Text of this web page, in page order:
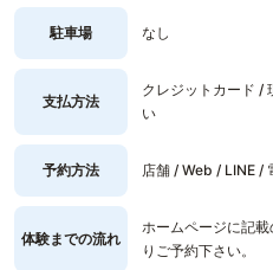
駐車場 なし
支払方法
クレジットカード /
い
予約方法 店舗 / Web / LINE /
体験までの流れ
ホームページに記
りご予約下さい。